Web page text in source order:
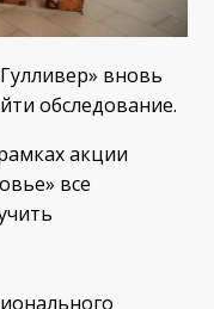
вновь
обследование.
акции
все